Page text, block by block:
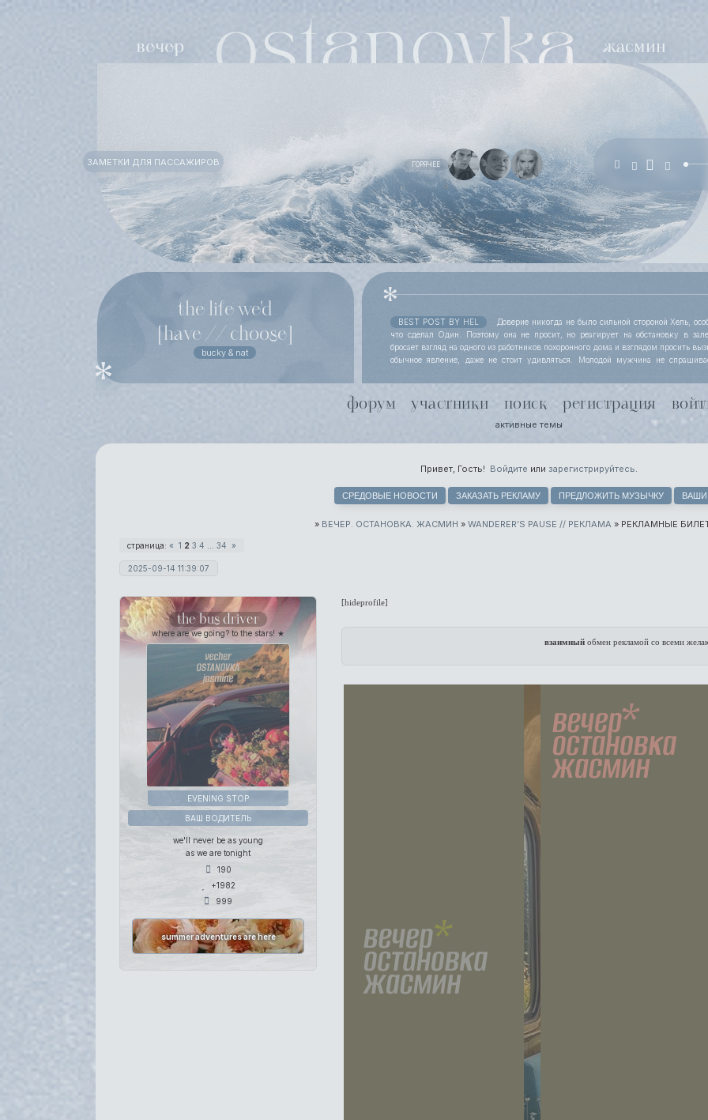
BEST POST BY HEL
Доверие никогда не было сильной стороной Хель,
что сделал Один. Поэтому она не просит, но реагирует на обстановку в
бросает взгляд на одного из работников похоронного дома и взглядом просить
обычное явление, даже не стоит удивляться. Молодой мужчина не
поняли, что чутью незнакомки лучше доверять. Хель чуть хмурится.
the life we'd
[have // choose]
bucky & nat
ГОРЯЧЕЕ
ЗАМЕТКИ ДЛЯ ПАССАЖИРОВ
форум участники поиск регистрация
активные темы
СРЕДОВЫЕ НОВОСТИ ЗАКАЗАТЬ РЕКЛАМУ ПРЕДЛОЖИТЬ МУЗЫЧКУ ВАШИ
Привет, Гость! Войдите или зарегистрируйтесь.
» ВЕЧЕР. ОСТАНОВКА. ЖАСМИН » WANDERER’S PAUSE // РЕКЛАМА » РЕКЛАМНЫЕ
страница: « 1 2 3 4 34 »
2025-09-14 11:39:07
the bus driver
where are we going? to the stars! ★
EVENING STOP
ВАШ ВОДИТЕЛЬ
we'll never be as young
as we are tonight
190
+1982
999
summer adventures are here
[hideprofile]
взаимныйобмен рекламой со всеми